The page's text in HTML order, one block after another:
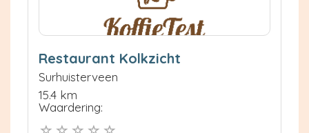
Restaurant Kolkzicht
Surhuisterveen
15.4 km
Waardering: